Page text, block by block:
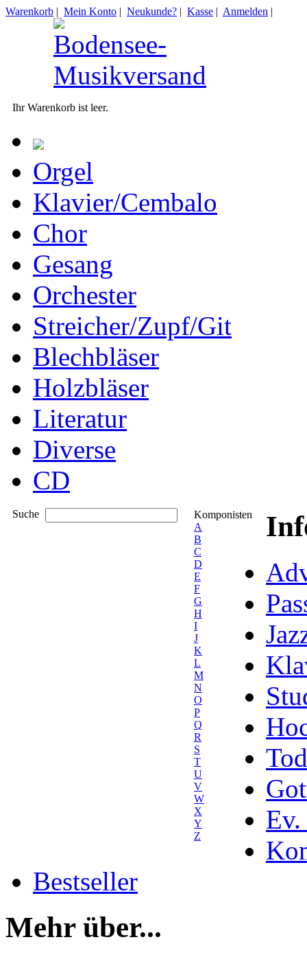
Warenkorb | Mein Konto | Neukunde? | Kasse | Anmelden |
Ihr Warenkorb ist leer.
Orgel
Klavier/Cembalo
Chor
Gesang
Orchester
Streicher/Zupf/Git
Blechbläser
Holzbläser
Literatur
Diverse
CD
Suche
Komponisten
A
B
C
D
E
F
G
H
I
J
K
L
M
N
O
P
Q
R
S
T
U
V
W
X
Y
Z
Ev.
Bestseller
Mehr über...